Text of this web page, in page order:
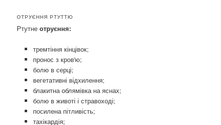
ОТРУЄННЯ РТУТТЮ
Ртутнеотруєння:
тремтіння кінцівок;
пронос з кров'ю;
болю в серці;
вегетативні відхилення;
блакитна облямівка на яснах;
болю в животі і стравоході;
посилена пітливість;
тахікардія;